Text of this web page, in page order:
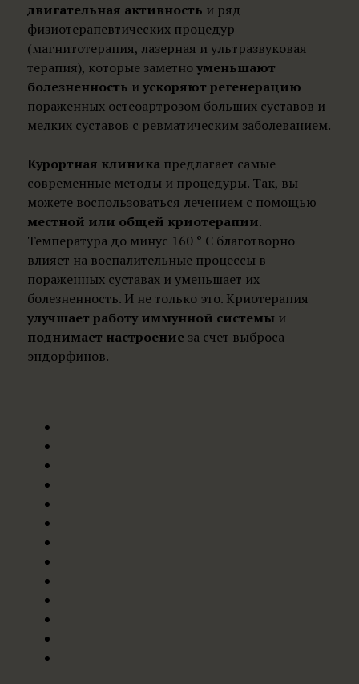
двигательная активность и ряд
физиотерапевтических процедур
(магнитотерапия, лазерная и ультразвуковая
терапия), которые заметноуменьшают
болезненность и ускоряют регенерацию
пораженных остеоартрозом больших суставов и
мелких суставов с ревматическим заболеванием.
Курортная клиникапредлагает самые
современные методы и процедуры. Так, вы
можете воспользоваться лечением с помощью
местной или общей криотерапии.
Температура до минус 160 ° С благотворно
влияет на воспалительные процессы в
пораженных суставах и уменьшает их
болезненность. И не только это. Криотерапия
улучшает работу иммунной системыи
поднимает настроениеза счет выброса
эндорфинов.